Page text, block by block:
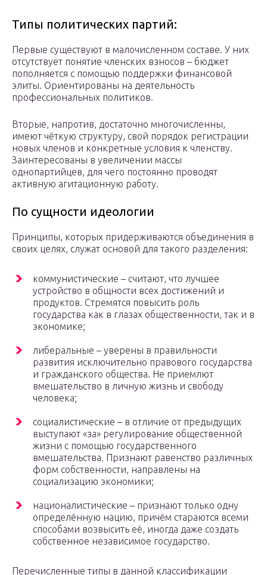
Типы политических партий:
Первые существуют в малочисленном составе. У них
отсутствует понятие членских взносов – бюджет
пополняется с помощью поддержки финансовой
элиты. Ориентированы на деятельность
профессиональных политиков.
Вторые, напротив, достаточно многочисленны,
имеют чёткую структуру, свой порядок регистрации
новых членов и конкретные условия к членству.
Заинтересованы в увеличении массы
однопартийцев, для чего постоянно проводят
активную агитационную работу.
По сущности идеологии
Принципы, которых придерживаются объединения в
своих целях, служат основой для такого разделения:
коммунистические – считают, что лучшее
устройство в общности всех достижений и
продуктов. Стремятся повысить роль
государства как в глазах общественности, так и в
экономике;
либеральные – уверены в правильности
развития исключительно правового государства
и гражданского общества. Не приемлют
вмешательство в личную жизнь и свободу
человека;
социалистические – в отличие от предыдущих
выступают «за» регулирование общественной
жизни с помощью государственного
вмешательства. Признают равенство различных
форм собственности, направлены на
социализацию экономики;
националистические – признают только одну
определённую нацию, причём стараются всеми
способами возвысить её, иногда даже создать
собственное независимое государство.
Перечисленные типы в данной классификации